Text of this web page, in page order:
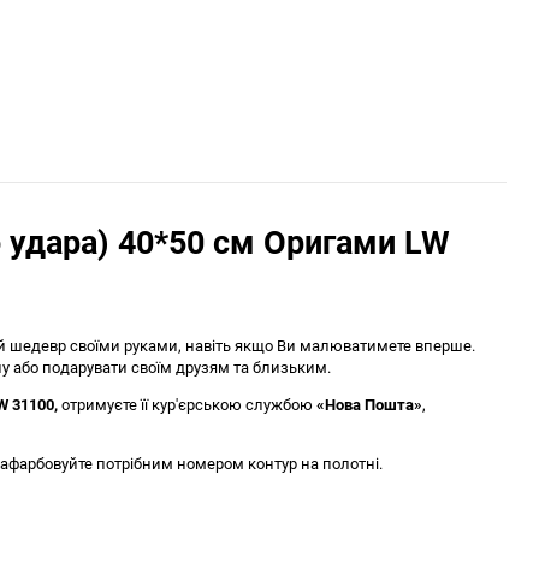
40*50 см Оригами LW
шедевр своїми руками, навіть якщо Ви малюватимете вперше.
або подарувати своїм друзям та близьким.
31100,отримуєте її кур'єрською службою «Нова Пошта»,
потрібним номером контур на полотні.